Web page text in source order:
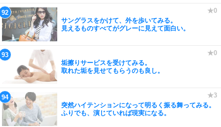
サングラスをかけて、外を歩いてみる。
見えるものすべてがグレーに見えて面白い。
垢擦りサービスを受けてみる。
取れた垢を見せてもらうのも良し。
突然ハイテンションになって明るく振る舞ってみる。
ふりでも、演じていれば現実になる。